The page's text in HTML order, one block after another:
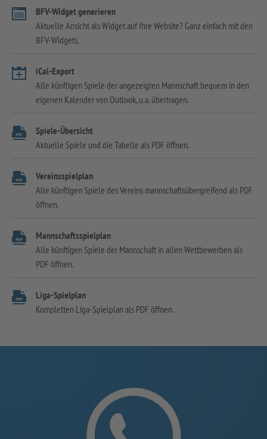
BFV-Widget generieren
Aktuelle Ansicht als Widget auf Ihre Website? Ganz einfach mit den
BFV-Widgets.
iCal-Export
Alle künftigen Spiele der angezeigten Mannschaft bequem in den
eigenen Kalender von Outlook, u.a. übertragen.
Spiele-Übersicht
Aktuelle Spiele und die Tabelle als PDF öffnen.
Vereinsspielplan
Alle künftigen Spiele des Vereins mannschaftsübergreifend als PDF
öffnen.
Mannschaftsspielplan
Alle künftigen Spiele der Mannschaft in allen Wettbewerben als
PDF öffnen.
Liga-Spielplan
Kompletten Liga-Spielplan als PDF öffnen.